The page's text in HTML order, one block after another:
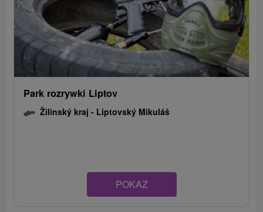
Park rozrywki Liptov
Žilinský kraj - Liptovský Mikuláš
POKAZ